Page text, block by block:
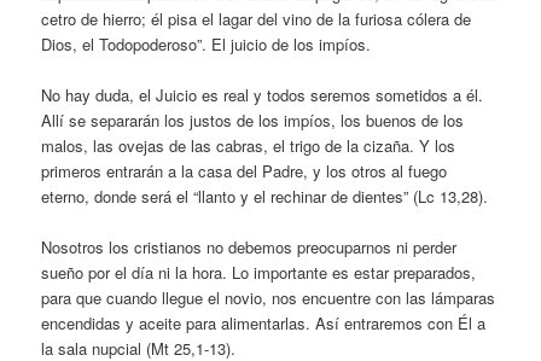
cetro de hierro; él pisa el lagar del vino de la furiosa cólera de
Dios, el Todopoderoso”. El juicio de los impíos.
No hay duda, el Juicio es real y todos seremos sometidos a él.
Allí se separarán los justos de los impíos, los buenos de los
malos, las ovejas de las cabras, el trigo de la cizaña. Y los
primeros entrarán a la casa del Padre, y los otros al fuego
eterno, donde será el “llanto y el rechinar de dientes” (Lc 13,28).
Nosotros los cristianos no debemos preocuparnos ni perder
sueño por el día ni la hora. Lo importante es estar preparados,
para que cuando llegue el novio, nos encuentre con las lámparas
encendidas y aceite para alimentarlas. Así entraremos con Él a
la sala nupcial (Mt 25,1-13).